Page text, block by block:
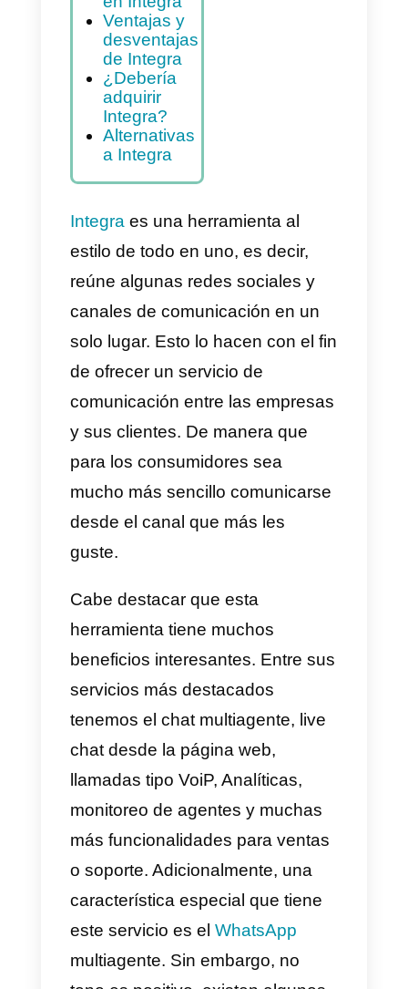
Principales
característic
as
Como
registrarse
en Integra
Ventajas y
desventajas
¿Debería
adquirir
Integra?
Alternativas
a Integra
Integraes una herramienta al
estilo de todo en uno, es decir,
reúne algunas redes sociales y
canales de comunicación en un
solo lugar. Esto lo hacen con el
comunicación entre las
y sus clientes. De manera que
para los consumidores sea
mucho más sencillo comunicarse
desde el canal que más les
guste.
Cabe destacar que esta
herramienta tiene muchos
beneficios interesantes. Entre
servicios más destacados